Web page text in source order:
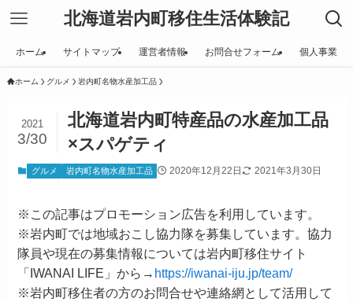
北海道岩内町移住生活体験記
ホーム サイトマップ 運営者情報 お問合せフォーム 個人事業
ホーム グルメ 岩内町名物水産加工品
北海道岩内町特産品の水産加工品
×スパゲティ
2021
3/30
グルメ 岩内町名物水産加工品 2020年12月22日 2021年3月30日
※この記事はプロモーション広告を利用しています。
※岩内町では地域おこし協力隊を募集しています。協力
隊員や現在の募集情報については岩内町移住サイト
「IWANAI LIFE」から→ https://iwanai-iju.jp/team/
※岩内町移住者の方のお問合せや連絡網として活用して